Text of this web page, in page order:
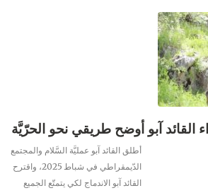
القائد آبو أوضح طريقي نحو الحرّيَّة
أطلق القائد آبو عمليَّة السَّلام والمجتمع
الدّيمقراطي في شباط 2025، واقترح
القائد آبو الاندماج لكي يتمتّع الجميع